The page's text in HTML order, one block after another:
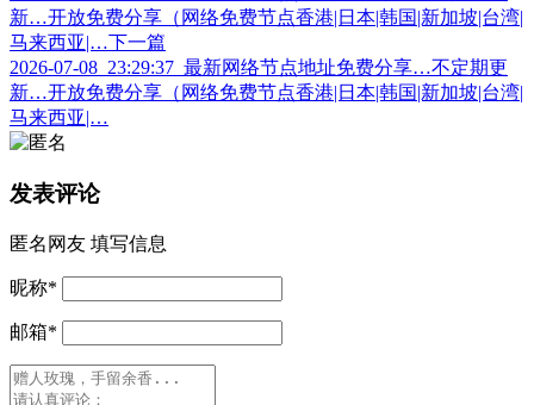
新…开放免费分享（网络免费节点香港|日本|韩国|新加坡|台湾|
马来西亚|… 下一篇
2026-07-08_23:29:37_最新网络节点地址免费分享…不定期更
新…开放免费分享（网络免费节点香港|日本|韩国|新加坡|台湾|
马来西亚|…
发表评论
匿名网友 填写信息
昵称*
邮箱*